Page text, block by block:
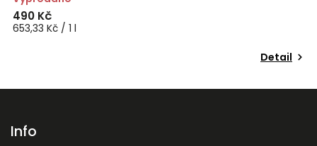
490 Kč
653,33 Kč / 1 l
Detail
Info